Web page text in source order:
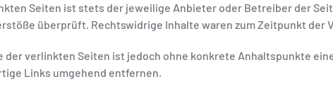
Seiten ist stets der jeweilige Anbieter oder Betreiber der
überprüft. Rechtswidrige Inhalte waren zum Zeitpunkt der
verlinkten Seiten ist jedoch ohne konkrete Anhaltspunkte
Links umgehend entfernen.